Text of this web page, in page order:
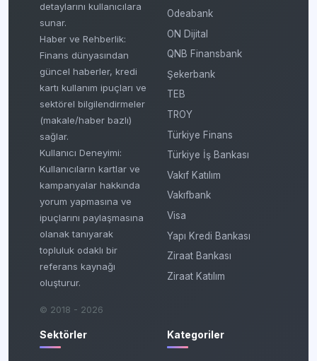
detaylarını kullanıcılara
sunar.
Haber ve Rehberlik:
Finans dünyasından
güncel haberler, kredi
kartı kullanım ipuçları ve
sektörel bilgilendirmeler
(makale/haber bazlı)
sağlar.
Kullanıcı Deneyimi:
Kullanıcıların kartlar ve
kampanyalar hakkında
yorum yapmasına ve
ipuçlarını paylaşmasına
olanak tanıyarak
topluluk odaklı bir
referans kaynağı
oluşturur.
© 2018 - 2026
Odeabank
ON Dijital
QNB Finansbank
Şekerbank
TEB
TROY
Türkiye Finans
Türkiye İş Bankası
Vakıf Katılım
Vakıfbank
Visa
Yapı Kredi Bankası
Ziraat Bankası
Ziraat Katılım
Sektörler Kategoriler